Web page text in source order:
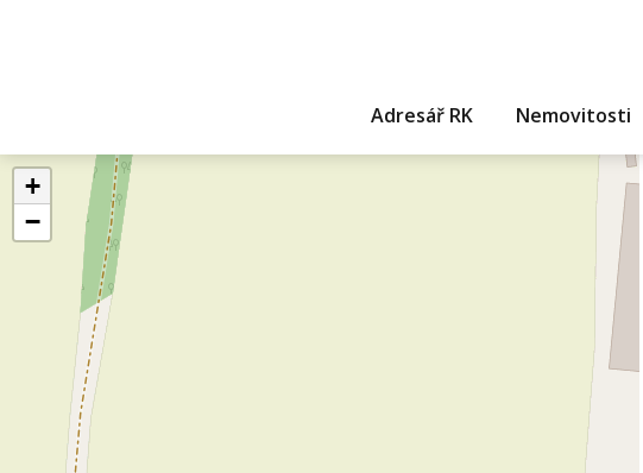
Adresář RK Nemovitosti
+
−